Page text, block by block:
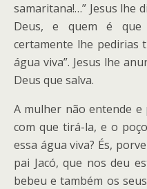
samaritana!…” Jesus lhe
Deus, e quem é
certamente lhe pedirias
água viva”. Jesus lhe
Deus que salva.
A mulher não entende e
com que tirá-la, e o
essa água viva? És,
pai Jacó, que nos deu
bebeu e também os